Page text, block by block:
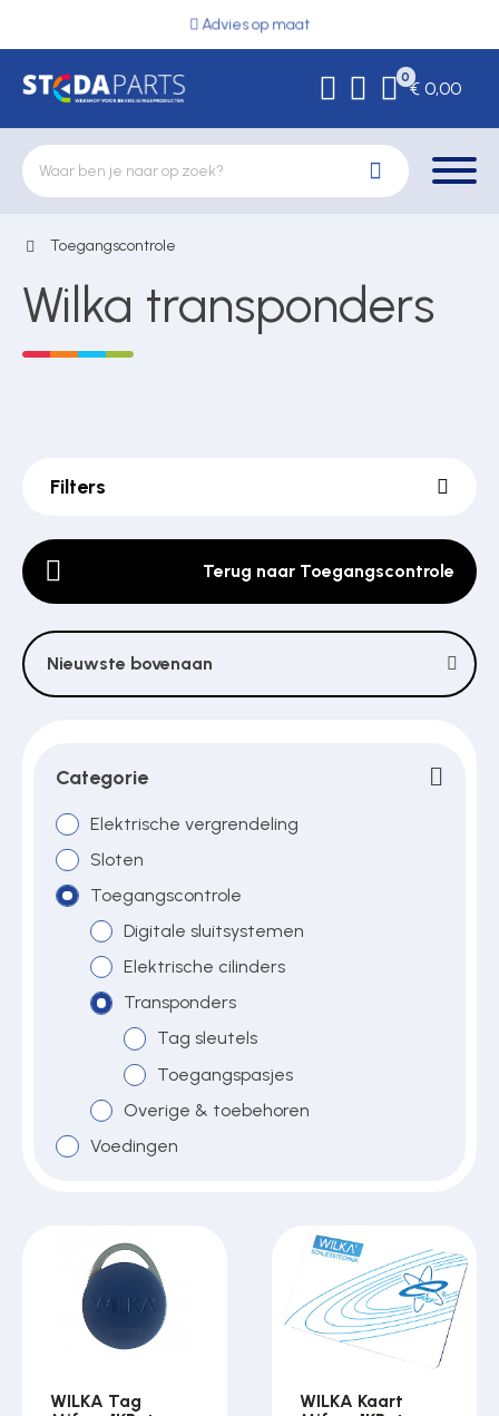
Advies op maat
0
€ 0,00
Deurbeslag
Kluizen
Poortonderdelen
Pulsgevers
Toegangscontrole
Toegangsverlening
Voedingen
Toegangscontrole
Wilka transponders
Filters
Terug naar Toegangscontrole
Nieuwste bovenaan
Categorie
Elektrische vergrendeling
Sloten
Toegangscontrole
Digitale sluitsystemen
Elektrische cilinders
Transponders
Tag sleutels
Toegangspasjes
Overige & toebehoren
Voedingen
WILKA Tag
WILKA Kaart